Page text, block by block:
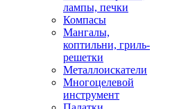
лампы, печки
Компасы
Мангалы,
коптильни, гриль-
решетки
Металлоискатели
Многоцелевой
инструмент